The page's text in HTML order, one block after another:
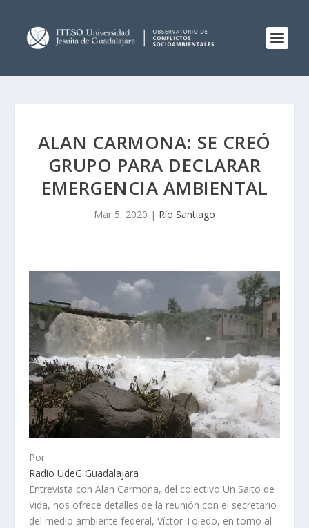
ALAN CARMONA: SE CREÓ
GRUPO PARA DECLARAR
EMERGENCIA AMBIENTAL
Mar 5, 2020 | Río Santiago
Por
Radio UdeG Guadalajara
Entrevista con Alan Carmona, del colectivo Un Salto de
Vida, nos ofrece detalles de la reunión con el secretario
del medio ambiente federal, Víctor Toledo, en torno al